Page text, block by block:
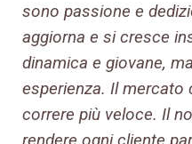
sono passione e
aggiorna e si cresce
dinamica e giovane,
esperienza. Il mercato
correre più veloce. Il